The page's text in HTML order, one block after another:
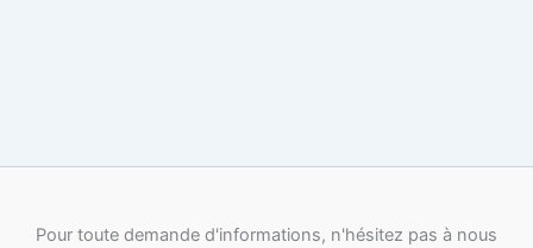
Pour toute demande d'informations, n'hésitez pas à nous